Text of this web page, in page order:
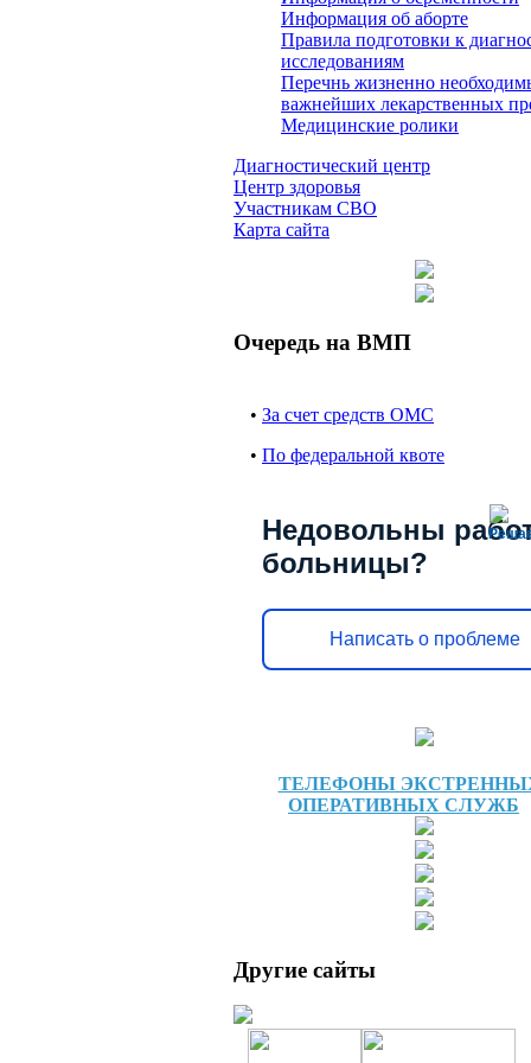
Информация об аборте
Правила подготовки к
исследованиям
Перечнь жизненно
важнейших лекарственных
Медицинские ролики
Диагностический центр
Центр здоровья
Участникам СВО
Карта сайта
Очередь на ВМП
• За счет средств ОМС
• По федеральной квоте
Недовольны
больницы?
Написать о проблеме
ТЕЛЕФОНЫ
ОПЕРАТИВНЫХ СЛУЖБ
Другие сайты